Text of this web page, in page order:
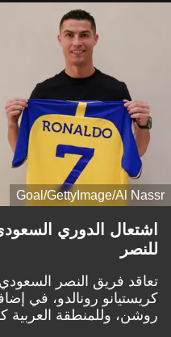
Goal/GettyImage/Al Nassr
اشتعال الدوري
للنصر
تعاقد فريق النصر
كريستيانو رونالدو، في
روشن، وللمنطقة العربية